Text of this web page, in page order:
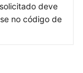
deve
no código de